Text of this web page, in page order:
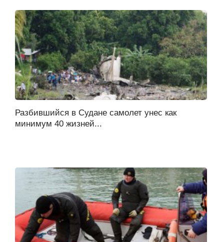
Разбившийся в Судане самолет унес как
минимум 40 жизней...